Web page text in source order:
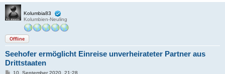
Kolumbia83
Kolumbien-Neuling
Offline
Seehofer ermöglicht Einreise unverheirateter Partner aus
Drittstaaten
B10. September 2020, 21:28